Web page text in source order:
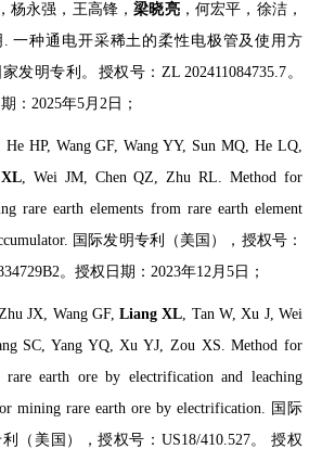
杨永强，王高锋，梁晓亮，何宏平，徐洁，
. 一种通电开采稀土的柔性电极管及使用方
发明专利 。 授权号：ZL 202411084735.7。
：2025年5月2日；
He HP, Wang GF, Wang YY, Sun MQ, He LQ,
, Wei JM, Chen QZ, Zhu RL. Method for
rare earth elements from rare earth element
国际发明专利（美国），授权号：
。授权日期：2023年12月5日；
JX, Wang GF,Liang XL, Tan W, Xu J, Wei
SC, Yang YQ, Xu YJ, Zou XS. Method for
rare earth ore by electrification and leaching
mining rare earth ore by electrification. 国际
（美国），授权号：US18/410.527。 授权